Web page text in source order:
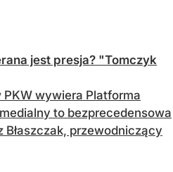
jest presja? "Tomczyk
PKW wywiera Platforma
to bezprecedensowa
przewodniczący